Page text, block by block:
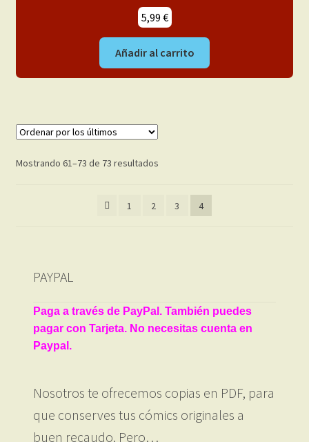
5,99 €
Añadir al carrito
Mostrando 61–73 de 73 resultadosOrdenado
últimos
1 2 3 4
PAYPAL
Paga a través de PayPal. También puedes
pagar con Tarjeta. No necesitas cuenta en
Paypal.
Nosotros te ofrecemos copias en PDF, para
que conserves tus cómics originales a
buen recaudo. Pero…